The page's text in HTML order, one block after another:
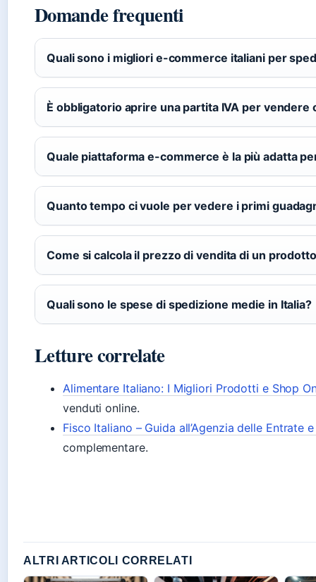
Domande frequenti
Quali sono i migliori e-commerce italiani per
È obbligatorio aprire una partita IVA per vendere
Quale piattaforma e-commerce è la più adatta
Quanto tempo ci vuole per vedere i primi
Come si calcola il prezzo di vendita di un
Quali sono le spese di spedizione medie in Italia?
Letture correlate
Alimentare Italiano: I Migliori Prodotti e Shop
venduti online.
Fisco Italiano – Guida all’Agenzia delle Entrate
complementare.
ALTRI ARTICOLI CORRELATI